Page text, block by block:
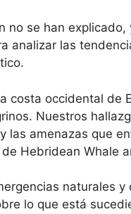
no se han
analizar las
costa occidental de
Nuestros
las amenazas que
Hebridean Whale
naturales
lo que está